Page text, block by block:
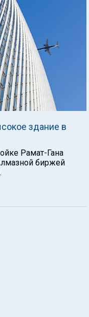
здание в
Рамат-Гана
биржей